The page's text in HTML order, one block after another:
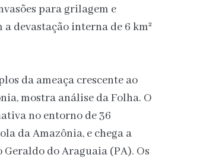
para grilagem e
devastação interna de 6 km²
da ameaça crescente ao
mostra análise da Folha. O
no entorno de 36
da Amazônia, e chega a
Geraldo do Araguaia (PA). Os